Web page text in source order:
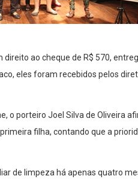
ao cheque de R$ 570,
eles foram recebidos pelos
o porteiro Joel Silva de Oliveira
filha, contando que a
de limpeza há apenas quatro